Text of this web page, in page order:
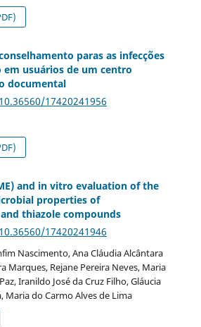
paras as infecções
em usuários de um centro
documental
17420241956
and in vitro evaluation of the
properties of
thiazole compounds
17420241946
Nascimento, Ana Cláudia Alcântara
Marques, Rejane Pereira Neves, Maria
Iranildo José da Cruz Filho, Gláucia
Maria do Carmo Alves de Lima